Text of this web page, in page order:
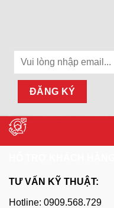
TƯ VẤN KỸ THUẬT:
Hotline: 0909.568.729